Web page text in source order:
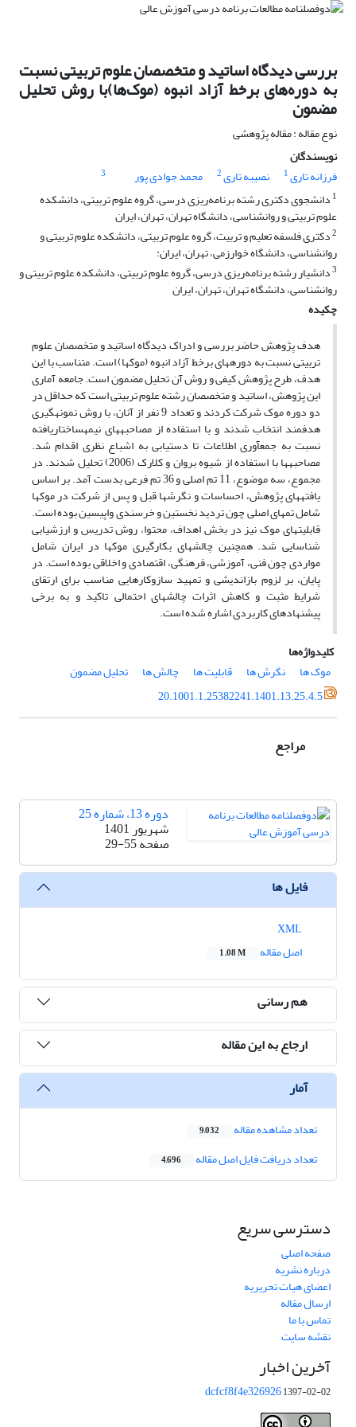
بررسی دیدگاه اساتید و متخصصان علوم تربیتی نسبت
به دوره‌های برخط آزاد انبوه (موک‌ها)با روش تحلیل
مضمون
نوع مقاله : مقاله پژوهشی
نویسندگان
فرزانه تاری1 نصیبه تاری2 محمد جوادی پور
3
1 دانشجوی دکتری رشته برنامه‌ریزی درسی، گروه علوم تربیتی، دانشکده
علوم تربیتی و روانشناسی، دانشگاه تهران، تهران، ایران
2دکتری فلسفه تعلیم و تربیت، گروه علوم تربیتی، دانشکده علوم تربیتی و
روانشناسی، دانشگاه خوارزمی، تهران، ایران:
3دانشیار رشته برنامه‌ریزی درسی، گروه علوم تربیتی، دانشکده علوم تربیتی و
روانشناسی، دانشگاه تهران، تهران، ایران
چکیده
هدف پژوهش حاضر بررسی و ادراک دیدگاه اساتید و متخصصان علوم
تربیتی نسبت به دوره­های برخط آزاد انبوه (موک­ها) است. متناسب با این
هدف، طرح پژوهش کیفی و روش آن تحلیل مضمون است. جامعه آماری
این پژوهش، اساتید و متخصصان رشته علوم تربیتی است که حداقل در
دو دوره موک شرکت کردند و تعداد 9 نفر از آنان، با روش نمونه­گیری
هدفمند انتخاب شدند و با استفاده از مصاحبه­های نیمه­ساختاریافته
نسبت به جمع­آوری اطلاعات تا دستیابی به اشباع نظری اقدام شد.
مصاحبه­ها با استفاده از شیوه بروان و کلارک (2006) تحلیل شدند. در
مجموع، سه موضوع، 11 تم اصلی و 36 تم فرعی بدست آمد. بر اساس
یافته­های پژوهش، احساسات و نگرش­ها قبل و پس از شرکت در موک­ها
شامل تم­های اصلی چون تردید نخستین و خرسندی واپیسین بوده است.
قابلیت­های موک نیز در بخش اهداف، محتوا، روش تدریس و ارزشیابی
شناسایی شد. هم­چنین چالش­های بکارگیری موک­ها در ایران شامل
مواردی چون فنی، آموزشی، فرهنگی، اقتصادی و اخلاقی بوده است. در
پایان، بر لزوم بازاندیشی و تمهید سازوکارهایی مناسب برای ارتقای
شرایط مثبت و کاهش اثرات چالش­های احتمالی تاکید و به برخی
پیشنهادهای کاربردی اشاره شده است.
کلیدواژه‌ها
موک ها
نگرش ها قابلیت ها چالش ها
تحلیل مضمون
20.1001.1.25382241.1401.13.25.4.5
مراجع
دوره 13، شماره 25
شهریور 1401
صفحه29-55
فایل ها
اصل مقاله
1.08 M
هم رسانی
ارجاع به این مقاله
آمار
تعداد مشاهده مقاله 9,032
تعداد دریافت فایل اصل مقاله 4,696
دسترسی سریع
صفحه اصلی
درباره نشریه
اعضای هیات تحریریه
ارسال مقاله
تماس با ما
نقشه سایت
آخرین اخبار
dcfcf8f4e3269261397-02-02